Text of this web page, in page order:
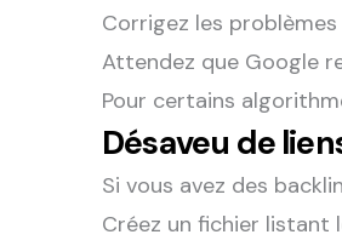
Corrigez les
Attendez que Google
Pour certains
Désaveu de
Si vous avez des
Créez un fichier listant